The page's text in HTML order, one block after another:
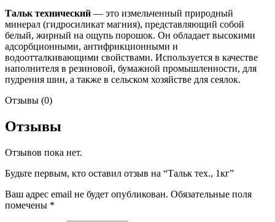
Тальк технический — это измельченный природный
минерал (гидросиликат магния), представляющий собой
белый, жирный на ощупь порошок. Он обладает высокими
адсорбционными, антифрикционными и
водоотталкивающими свойствами. Используется в качестве
наполнителя в резиновой, бумажной промышленности, для
пудрения шин, а также в сельском хозяйстве для сеялок.
Отзывы (0)
Отзывы
Отзывов пока нет.
Будьте первым, кто оставил отзыв на “Тальк тех., 1кг”
Ваш адрес email не будет опубликован. Обязательные поля
помечены *